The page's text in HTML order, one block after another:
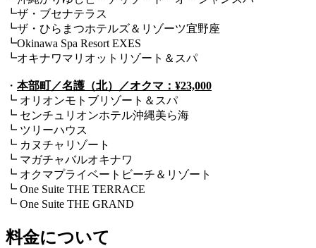
┗ザ・ブセナテラス
┗ザ・ひらまつホテルズ＆リゾーツ宜野座
┗Okinawa Spa Resort EXES
┗オキナワマリオットリゾート＆スパ
・ 本部町／名護（北）／オクマ：¥23,000
┗ オリオンモトブリゾート＆スパ
┗ センチュリオンホテル沖縄美ら海
┗ ツリーハウス
┗ カヌチャリゾート
┗ マガチャバルオキナワ
┗ オクマプライベートビーチ＆リゾート
┗ One Suite THE TERRACE
┗ One Suite THE GRAND
料金について